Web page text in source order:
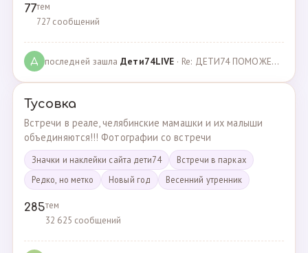
77тем
727 сообщений
Д последней зашлаДeти74LIVE · Re: ДЕТИ74 ПОМОЖЕМ ВМЕСТЕ · 27.12.2021
Тусовка
Встречи в реале, челябинские мамашки и их малыши
объединяются!!! Фотографии со встречи
Значки и наклейки сайта дети74
Встречи в парках
Редко, но метко
Новый год Весенний утренник
285тем
32 625 сообщений